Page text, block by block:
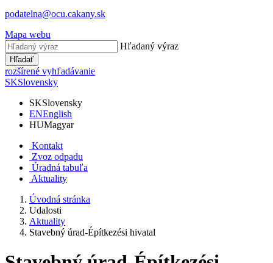
podatelna@ocu.cakany.sk
Mapa webu
Hľadaný výraz
Hľadať
rozšírené vyhľadávanie
SKSlovensky
SKSlovensky
ENEnglish
HUMagyar
Kontakt
Zvoz odpadu
Úradná tabuľa
Aktuality
Úvodná stránka
Udalosti
Aktuality
Stavebný úrad-Építkezési hivatal